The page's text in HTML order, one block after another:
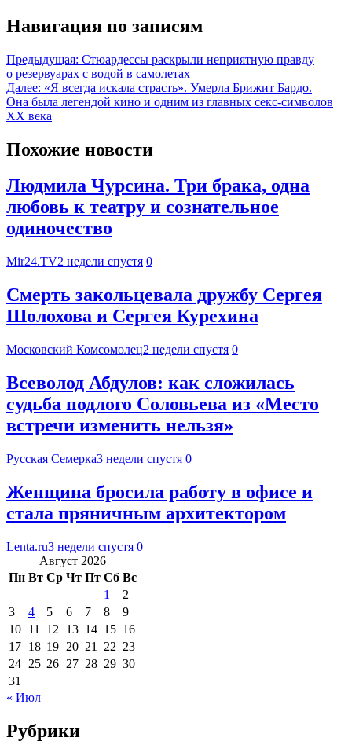
Навигация по записям
Предыдущая: Стюардессы раскрыли неприятную правду
о резервуарах с водой в самолетах
Далее: «Я всегда искала страсть». Умерла Брижит Бардо.
Она была легендой кино и одним из главных секс-символов
ХХ века
Похожие новости
Людмила Чурсина. Три брака, одна
любовь к театру и сознательное
одиночество
Mir24.TV2 недели спустя 0
Смерть закольцевала дружбу Сергея
Шолохова и Сергея Курехина
Московский Комсомолец2 недели спустя 0
Всеволод Абдулов: как сложилась
судьба подлого Соловьева из «Место
встречи изменить нельзя»
Русская Семерка3 недели спустя 0
Женщина бросила работу в офисе и
стала пряничным архитектором
Lenta.ru3 недели спустя 0
Август 2026
Пн Вт Ср Чт Пт Сб Вс
1
2
3
4 5 6 7 8
9
10 11 12 13 14 15 16
17 18 19 20 21 22 23
24 25 26 27 28 29 30
31
« Июл
Рубрики